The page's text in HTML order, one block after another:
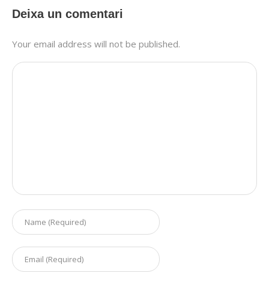
Deixa un comentari
Your email address will not be published.